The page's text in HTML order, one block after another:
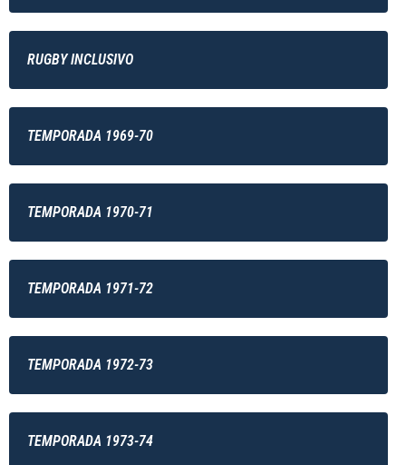
RUGBY INCLUSIVO
TEMPORADA 1969-70
TEMPORADA 1970-71
TEMPORADA 1971-72
TEMPORADA 1972-73
TEMPORADA 1973-74